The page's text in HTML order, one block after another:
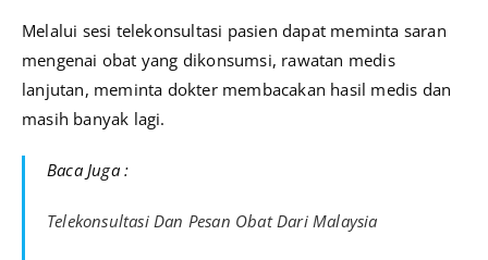
Melalui sesi telekonsultasi pasien dapat meminta saran
mengenai obat yang dikonsumsi, rawatan medis
lanjutan, meminta dokter membacakan hasil medis dan
masih banyak lagi.
Baca Juga :
Telekonsultasi Dan Pesan Obat Dari Malaysia